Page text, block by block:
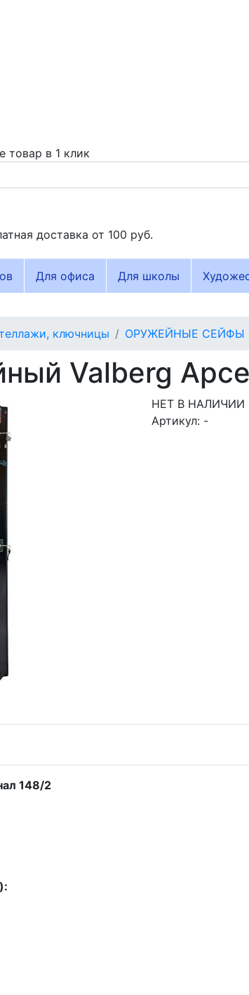
товар в 1 клик
доставка от 100 руб.
Для офиса Для школы
ключницы ОРУЖЕЙНЫЕ СЕЙФЫ
Valberg
НЕТ В НАЛИЧИИ
Артикул: -
148/2